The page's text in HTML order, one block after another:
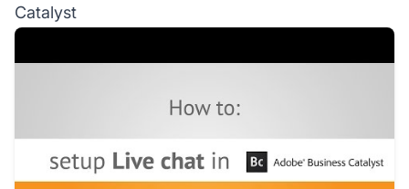
Catalyst